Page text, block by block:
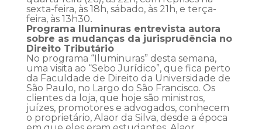
sexta-feira, às 18h, sábado, às 21h, e terça-
feira, às 13h30.
Programa Iluminuras entrevista autora
sobre as mudanças da jurisprudência no
Direito Tributário
No programa “Iluminuras” desta semana,
uma visita ao “Sebo Jurídico”, que fica perto
da Faculdade de Direito da Universidade de
São Paulo, no Largo do São Francisco. Os
clientes da loja, que hoje são ministros,
juízes, promotores e advogados, conhecem
o proprietário, Alaor da Silva, desde a época